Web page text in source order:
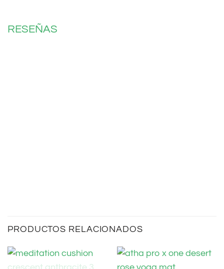
RESEÑAS
PRODUCTOS RELACIONADOS